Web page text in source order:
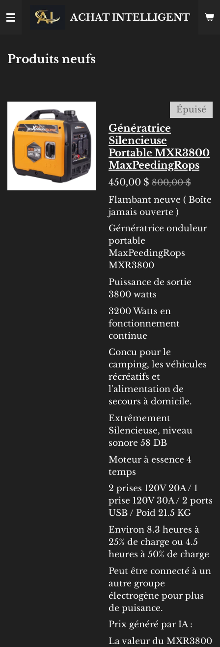
au
ACHAT INTELLIGENT
Produits neufs
Épuisé
Génératrice
Silencieuse
Portable MXR3800
MaxPeedingRops
450,00 $ 800,00 $
Flambant neuve ( Boîte
jamais ouverte )
Gérnératrice onduleur
portable
MaxPeedingRops
MXR3800
Puissance de sortie
3800 watts
3200 Watts en
fonctionnement
continue
Concu pour le
camping, les véhicules
récréatifs et
l'alimentation de
secours à domicile.
Extrêmement
Silencieuse, niveau
sonore 58 DB
Moteur à essence 4
temps
2 prises 120V 20A / 1
prise 120V 30A / 2 ports
USB / Poid 21.5 KG
Environ 8.3 heures à
25% de charge ou 4.5
heures à 50% de charge
Peut être connecté à un
autre groupe
électrogène pour plus
de puisance.
Prix généré par IA :
La valeur du MXR3800